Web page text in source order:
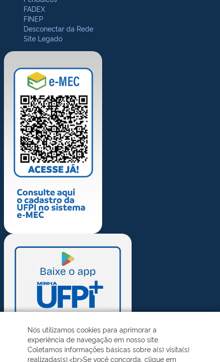
FADEX
FINEP
Desconectar da Rede
Site Legado
Nós utilizamos cookies para aprimorar a
experiência de navegação em nosso site.
Coletamos informações básicas sobre a(s) visita(s)
realizadas(s).<br>Se você concorda, clique em